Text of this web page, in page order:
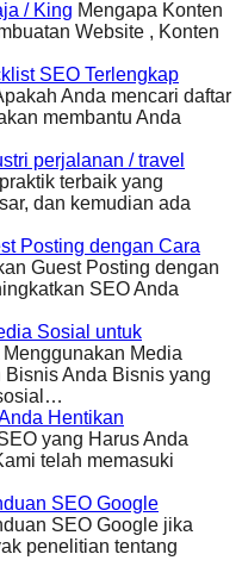
/ King Mengapa Konten
Website , Konten
SEO Terlengkap
Anda mencari daftar
membantu Anda
perjalanan / travel
terbaik yang
dan kemudian ada
Posting dengan Cara
Guest Posting dengan
SEO Anda
Sosial untuk
Media
Anda Bisnis yang
Hentikan
yang Harus Anda
telah memasuki
SEO Google
SEO Google jika
penelitian tentang